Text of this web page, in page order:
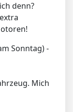
denn?
Sonntag) -
Mich